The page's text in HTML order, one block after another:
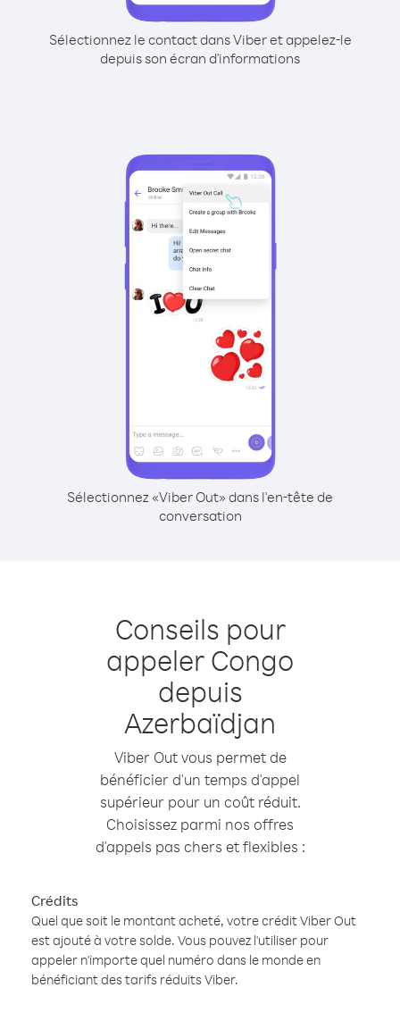
Sélectionnez le contact dans Viber et appelez-le
depuis son écran d'informations
Sélectionnez «Viber Out» dans l'en-tête de
conversation
Conseils pour
appeler Congo
depuis
Azerbaïdjan
Viber Out vous permet de
bénéficier d'un temps d'appel
supérieur pour un coût réduit.
Choisissez parmi nos offres
d'appels pas chers et flexibles :
Crédits
Quel que soit le montant acheté, votre crédit Viber Out
est ajouté à votre solde. Vous pouvez l'utiliser pour
appeler n'importe quel numéro dans le monde en
bénéficiant des tarifs réduits Viber.